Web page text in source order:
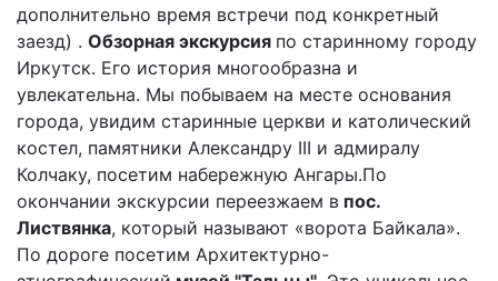
дополнительно время встречи под конкретный
заезд) . Обзорная экскурсия по старинному городу
Иркутск. Его история многообразна и
увлекательна. Мы побываем на месте основания
города, увидим старинные церкви и католический
костел, памятники Александру III и адмиралу
Колчаку, посетим набережную Ангары.По
окончании экскурсии переезжаем в пос.
Листвянка, который называют «ворота Байкала».
По дороге посетим Архитектурно-